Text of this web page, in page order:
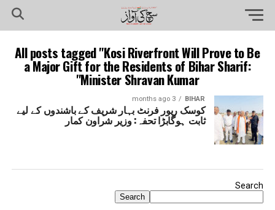
All posts tagged "Kosi Riverfront Will Prove to Be
a Major Gift for the Residents of Bihar Sharif:
Minister Shravan Kumar"
BIHAR
3 months ago
کوسک ریور فرنٹ بہار شریف کے باشندوں کے لیے
ثابت ہوگابڑا تحفہ: وزیر شراون کمار
Search
Search